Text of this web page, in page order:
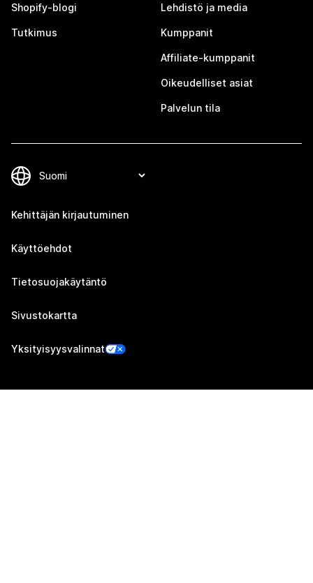
Shopify-blogi
Tutkimus
Lehdistö ja media
Kumppanit
Affiliate-kumppanit
Oikeudelliset asiat
Palvelun tila
Kehittäjän kirjautuminen
Käyttöehdot
Tietosuojakäytäntö
Sivustokartta
Yksityisyysvalinnat